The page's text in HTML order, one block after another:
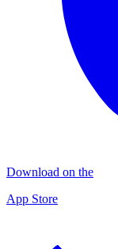
Download on the
App Store